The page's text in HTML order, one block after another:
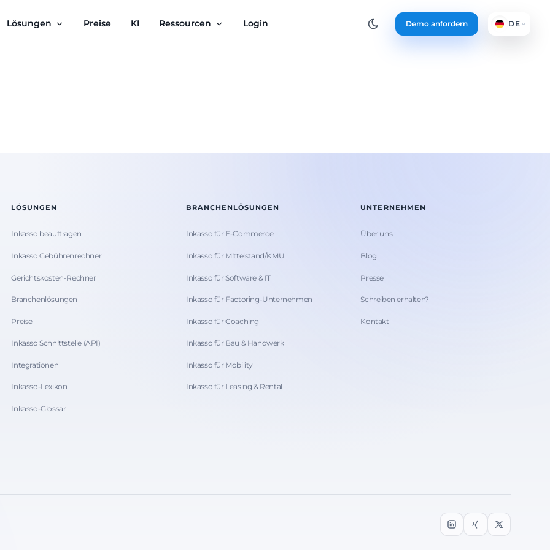
Lösungen Preise KI Ressourcen Login Demo anfordern DE
LÖSUNGEN
Inkasso beauftragen
Inkasso Gebührenrechner
Gerichtskosten-Rechner
Branchenlösungen
Preise
Inkasso Schnittstelle (API)
Integrationen
Inkasso-Lexikon
Inkasso-Glossar
BRANCHENLÖSUNGEN
Inkasso für E-Commerce
Inkasso für Mittelstand/KMU
Inkasso für Software & IT
Inkasso für Factoring-Unternehmen
Inkasso für Coaching
Inkasso für Bau & Handwerk
Inkasso für Mobility
Inkasso für Leasing & Rental
UNTERNEHMEN
Über uns
Blog
Presse
Schreiben erhalten?
Kontakt